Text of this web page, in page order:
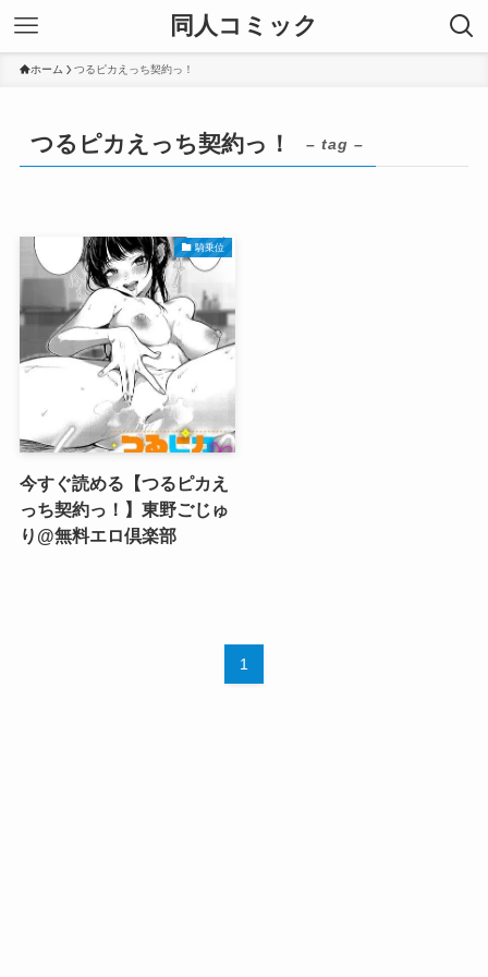
同人コミック
ホーム つるピカえっち契約っ！
つるピカえっち契約っ！ – tag –
騎乗位
今すぐ読める【つるピカえ
っち契約っ！】東野ごじゅ
り@無料エロ倶楽部
1